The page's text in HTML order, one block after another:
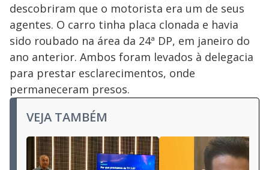
descobriram que o motorista era um de seus
agentes. O carro tinha placa clonada e havia
sido roubado na área da 24ª DP, em janeiro do
ano anterior. Ambos foram levados à delegacia
para prestar esclarecimentos, onde
permaneceram presos.
VEJA TAMBÉM